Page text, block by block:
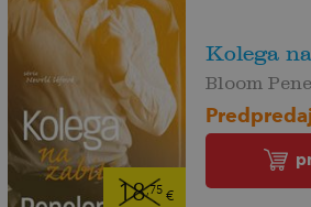
18,75€
Kolega
Bloom